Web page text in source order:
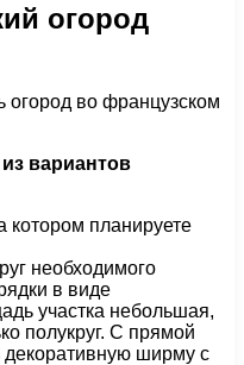
огород
огород во французском
вариантов
котором планируете
необходимого
в виде
участка небольшая,
полукруг. C прямой
ширму с